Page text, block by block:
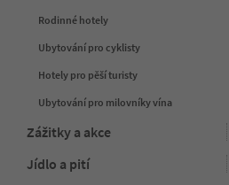
Rodinné hotely
Ubytování pro cyklisty
Hotely pro pěší turisty
Ubytování pro milovníky vína
Zážitky a akce
Jídlo a pití